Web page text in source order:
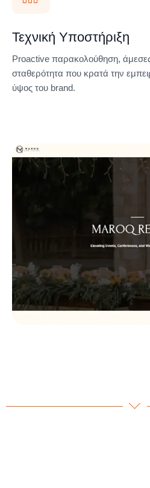
Τεχνική Υποστήριξη
Proactive παρακολούθηση,
σταθερότητα που κρατά την
ύψος του brand.